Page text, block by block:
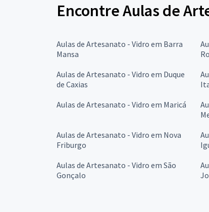
Encontre Aulas de
Aulas de Artesanato - Vidro em Barra
Mansa
Aulas de Artesanato - Vidro em Duque
de Caxias
Aulas de Artesanato - Vidro em Maricá
Aulas de Artesanato - Vidro em Nova
Friburgo
Aulas de Artesanato - Vidro em São
Gonçalo